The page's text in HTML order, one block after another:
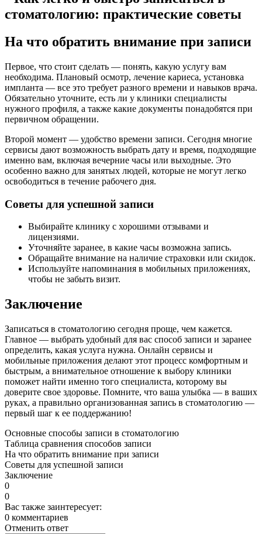
На что обратить внимание при записи
Первое, что стоит сделать — понять, какую услугу вам
необходима. Плановый осмотр, лечение кариеса, установка
импланта — все это требует разного времени и навыков врача.
Обязательно уточните, есть ли у клиники специалисты
нужного профиля, а также какие документы понадобятся при
первичном обращении.
Второй момент — удобство времени записи. Сегодня многие
сервисы дают возможность выбрать дату и время, подходящие
именно вам, включая вечерние часы или выходные. Это
особенно важно для занятых людей, которые не могут легко
освободиться в течение рабочего дня.
Советы для успешной записи
Выбирайте клинику с хорошими отзывами и
лицензиями.
Уточняйте заранее, в какие часы возможна запись.
Обращайте внимание на наличие страховки или скидок.
Используйте напоминания в мобильных приложениях,
чтобы не забыть визит.
Заключение
Записаться в стоматологию сегодня проще, чем кажется.
Главное — выбрать удобный для вас способ записи и заранее
определить, какая услуга нужна. Онлайн сервисы и
мобильные приложения делают этот процесс комфортным и
быстрым, а внимательное отношение к выбору клиники
поможет найти именно того специалиста, которому вы
доверите свое здоровье. Помните, что ваша улыбка — в ваших
руках, а правильно организованная запись в стоматологию —
первый шаг к ее поддержанию!
Основные способы записи в стоматологию
Таблица сравнения способов записи
На что обратить внимание при записи
Советы для успешной записи
Заключение
0
0
Вас также заинтересует:
0 комментариев
Отменить ответ